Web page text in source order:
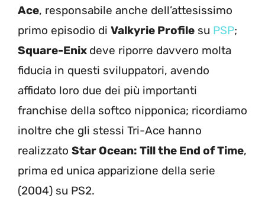
Ace, responsabile anche dell’attesissimo
primo episodio di Valkyrie Profile su PSP;
Square-Enix deve riporre davvero molta
fiducia in questi sviluppatori, avendo
affidato loro due dei più importanti
franchise della softco nipponica; ricordiamo
inoltre che gli stessi Tri-Ace hanno
realizzato Star Ocean: Till the End of Time,
prima ed unica apparizione della serie
(2004) su PS2.